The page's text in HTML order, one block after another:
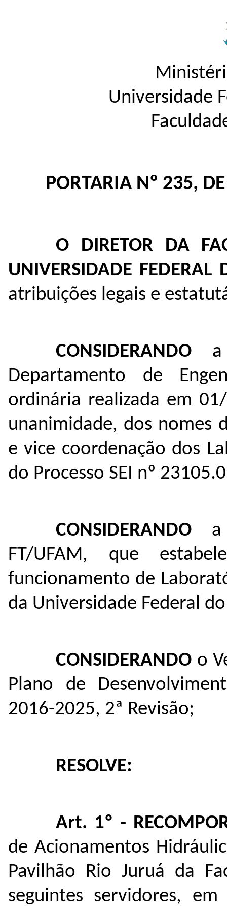
Universidade
PORTARIA Nº 235,
O DIRETOR DA
UNIVERSIDADE
atribuições legais e
CONSIDERANDO
Departamento de
ordinária realizada em
unanimidade, dos nomes
e vice coordenação dos
do Processo SEI nº
CONSIDERANDO a
FT/UFAM, que
funcionamento de
da Universidade Federal
CONSIDERANDO o
Plano de
2016-2025, 2ª Revisão;
RESOLVE:
Art. 1º -
de Acionamentos
Pavilhão Rio Juruá da
seguintes servidores,